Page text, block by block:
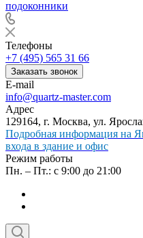
Телефоны
+7 (495) 565 31 66
Заказать звонок
E-mail
info@quartz-master.com
Адрес
129164, г. Москва, ул.
Подробная информация на
входа в здание и офис
Режим работы
Пн. – Пт.: с 9:00 до 21:00